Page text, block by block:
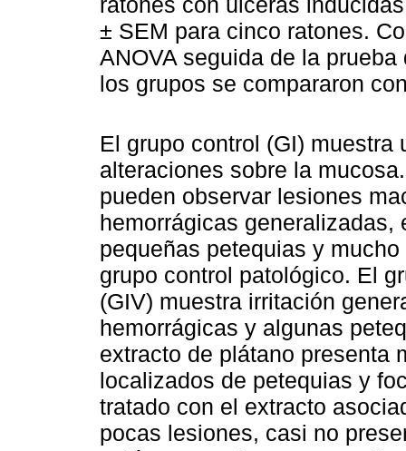
± SEM para cinco ratones.
ANOVA seguida de la
los grupos se compararon
El grupo control (GI)
alteraciones sobre la
pueden observar lesiones
hemorrágicas generalizadas,
pequeñas petequias y
grupo control patológico. El
(GIV) muestra irritación
hemorrágicas y algunas
extracto de plátano presenta
localizados de petequias y
tratado con el extracto
pocas lesiones, casi no